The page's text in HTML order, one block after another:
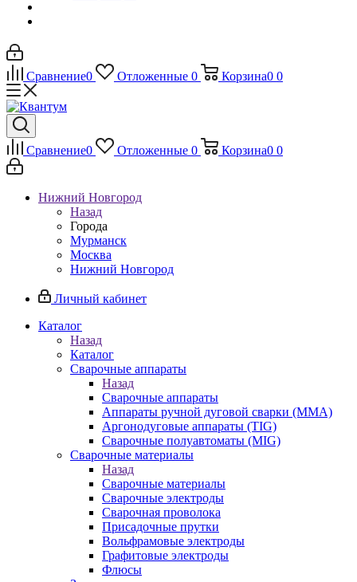
Сравнение0 Отложенные 0 Корзина0 0
Сравнение0 Отложенные 0 Корзина0 0
Нижний Новгород
Назад
Города
Мурманск
Москва
Нижний Новгород
Личный кабинет
Каталог
Назад
Каталог
Сварочные аппараты
Назад
Сварочные аппараты
Аппараты ручной дуговой сварки (MMA)
Аргонодуговые аппараты (TIG)
Сварочные полуавтоматы (MIG)
Сварочные материалы
Назад
Сварочные материалы
Сварочные электроды
Сварочная проволока
Присадочные прутки
Вольфрамовые электроды
Графитовые электроды
Флюсы